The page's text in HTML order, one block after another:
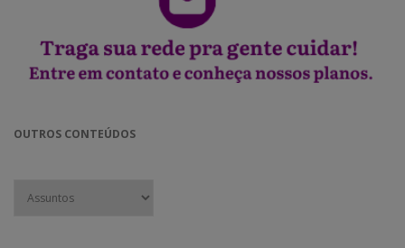
OUTROS CONTEÚDOS